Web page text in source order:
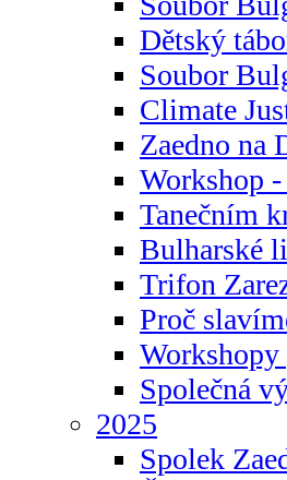
Dětský
Soubor
Climate
Zaedno na
Workshop
Tanečním
Bulharské
Trifon
Proč
Workshopy
Společná
2025
Spolek